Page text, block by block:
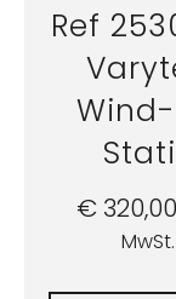
Ref
€ 320,00
MwSt.